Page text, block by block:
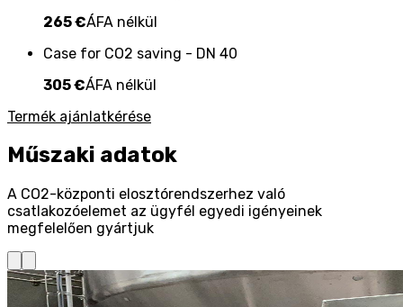
265 €ÁFA nélkül
Case for CO2 saving - DN 40
305 €ÁFA nélkül
Termék ajánlatkérése
Műszaki adatok
A CO2-központi elosztórendszerhez való
csatlakozóelemet az ügyfél egyedi igényeinek
megfelelően gyártjuk